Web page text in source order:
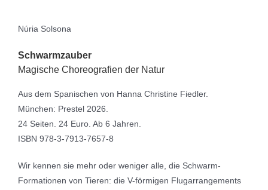
Núria Solsona
Schwarmzauber
Magische Choreografien der Natur
Aus dem Spanischen von Hanna Christine Fiedler.
München: Prestel 2026.
24 Seiten. 24 Euro. Ab 6 Jahren.
ISBN 978-3-7913-7657-8
Wir kennen sie mehr oder weniger alle, die Schwarm-
Formationen von Tieren: die V-förmigen Flugarrangements